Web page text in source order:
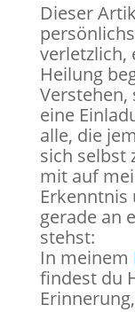
Dieser
verletzlich,
Heilung
Verstehen,
eine
alle, die
sich selbst
mit auf
Erkenntnis
gerade an
stehst:
In meinem
findest du